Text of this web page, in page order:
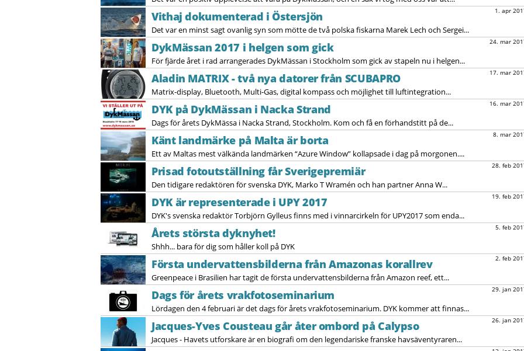
1. apr
Vithaj dokumenterad i Östersjön
Det var en minst sagt ovanlig syn som mötte de två polska fiskarna Marek Lech och Sergei...
24. mar
DykMässan 2017 i helgen som gick
För fjärde året i rad arrangerades DykMässan i Stockholm som gick av stapeln nu i helgen...
17. mar
Aladin MATRIX - två nya datorer från SCUBAPRO
Matrix-display, Bluetooth, Multi-Gas, digital kompass och möjlighet till luftintegration...
16. mar
DYK på DykMässan i Nacka Strand
Dags för årets DykMässa i Nacka Strand, Stockholm. Kom och få en förhandstitt på de...
8. mar
Känt landmärke på Malta är borta
Ett av Maltas mest välkända landmärken “Azure Window” kollapsade i dag på morgonen....
28. feb
Prisad fotoutställning får Sverigepremiär
Den tidigare redaktören för svenska DYK, Marko T Wramén och han partner Anna W...
19. feb
DYK är representerade i UPY 2017
DYK's svenska redaktör Torbjörn Gylleus finns med i vinnarcirkeln för UPY2017 som enda...
5. feb
Årets största dyknyhet!
Shhh... bara för dig som håller koll på DYK
2. feb
Första undervattensbilderna från Amazonas korallrev
Greenpeace i Brasilien har tagit de första undervattensbilderna från Amazon reef, ett...
29. jan
Dags för årets vrakfotoseminarium
Lördagen den 4 februari är det dags för årets vrakfotoseminarium. DYK kommer att finnas...
26. jan
Jacques-Yves Cousteau går åter ombord på Calypso
Jacques - Havets utforskare är en biografi om den legendariske franske havsäventyraren...